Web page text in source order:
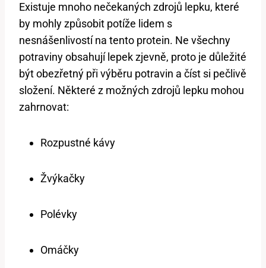
Existuje mnoho nečekaných zdrojů lepku, které
by mohly způsobit potíže lidem s
nesnášenlivostí na tento protein. Ne všechny
potraviny obsahují lepek zjevně, proto je důležité
být obezřetný při výběru potravin a číst si pečlivě
složení. Některé z možných zdrojů lepku mohou
zahrnovat:
Rozpustné kávy
Žvýkačky
Polévky
Omáčky